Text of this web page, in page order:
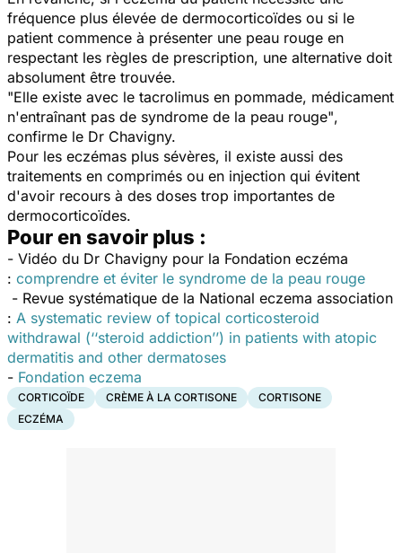
fréquence plus élevée de dermocorticoïdes ou si le
patient commence à présenter une peau rouge en
respectant les règles de prescription, une alternative doit
absolument être trouvée.
"Elle existe avec le tacrolimus en pommade, médicament
n'entraînant pas de syndrome de la peau rouge",
confirme le Dr Chavigny.
Pour les eczémas plus sévères, il existe aussi des
traitements en comprimés ou en injection qui évitent
d'avoir recours à des doses trop importantes de
dermocorticoïdes.
Pour en savoir plus :
- Vidéo du Dr Chavigny pour la Fondation eczéma
: comprendre et éviter le syndrome de la peau rouge
- Revue systématique de la National eczema association
: A systematic review of topical corticosteroid
withdrawal (‘‘steroid addiction’’) in patients with atopic
dermatitis and other dermatoses
- Fondation eczema
CORTICOÏDE CRÈME À LA CORTISONE
CORTISONE
ECZÉMA